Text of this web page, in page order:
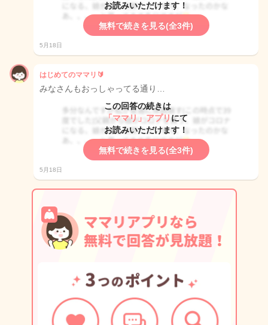
お読みいただけます！
無料で続きを見る(全3件)
5月18日
はじめてのママリ🔰
みなさんもおっしゃってる通り…
この回答の続きは
「ママリ」アプリ にて
お読みいただけます！
無料で続きを見る(全3件)
5月18日